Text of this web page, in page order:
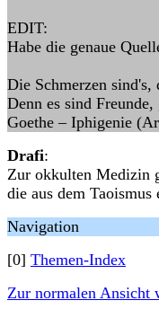
EDIT:
Habe die genaue
Die Schmerzen
Denn es sind Freunde,
Goethe – Iphigenie
Drafi:
Zur okkulten Medizin
die aus dem Taoismus
Navigation
[0] Themen-Index
Zur normalen Ansicht